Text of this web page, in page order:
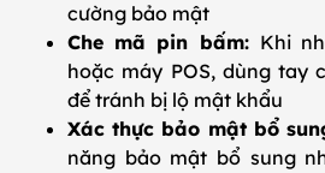
cường bảo mật
Che mã pin bấm: Khi
hoặc máy POS, dùng tay
để tránh bị lộ mật khẩu
Xác thực bảo mật bổ
năng bảo mật bổ sung